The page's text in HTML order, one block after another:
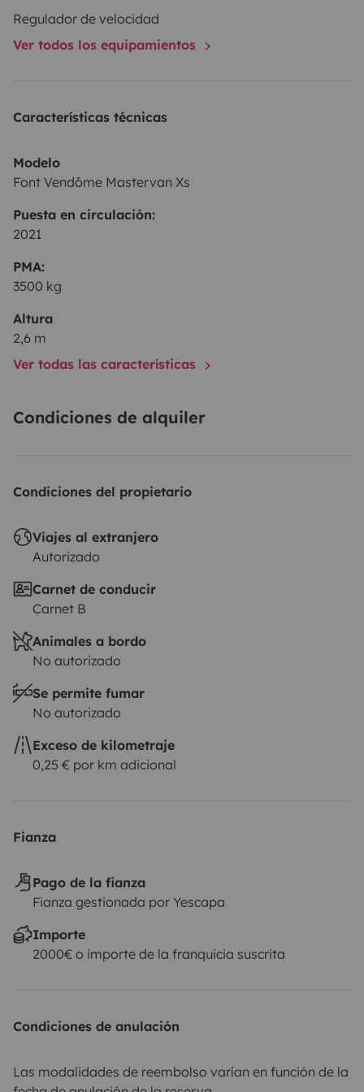
93 25 31
Regulador de velocidad
Ver todos los equipamientos
Características técnicas
Modelo
Font Vendôme Mastervan Xs
Puesta en circulación:
2021
PMA:
3500 kg
Altura
2,6 m
Ver todas las características
Condiciones de alquiler
Condiciones del propietario
Viajes al extranjero
Autorizado
Carnet de conducir
Carnet B
Animales a bordo
No autorizado
Se permite fumar
No autorizado
Exceso de kilometraje
0,25 € por km adicional
Fianza
Pago de la fianza
Fianza gestionada por Yescapa
Importe
2000€ o importe de la franquicia suscrita
Condiciones de anulación
Las modalidades de reembolso varían en función de la